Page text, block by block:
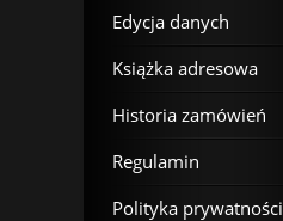
Edycja danych
Książka adresowa
Historia zamówień
Regulamin
Polityka prywatności